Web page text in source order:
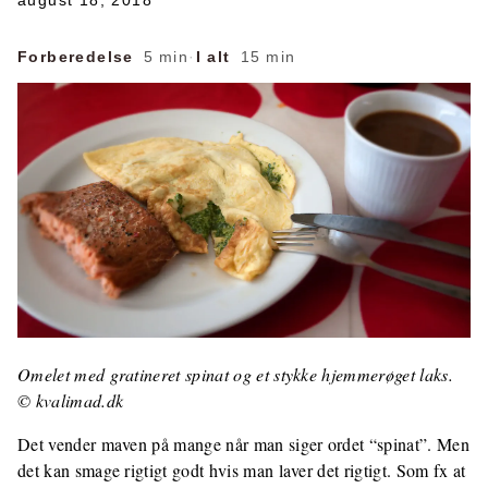
Forberedelse 5 min · I alt 15 min
Omelet med gratineret spinat og et stykke hjemmerøget laks.
© kvalimad.dk
Det vender maven på mange når man siger ordet “spinat”. Men
det kan smage rigtigt godt hvis man laver det rigtigt. Som fx at